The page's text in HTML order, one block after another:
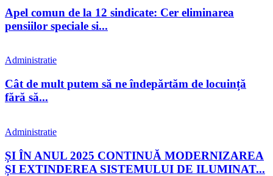
Apel comun de la 12 sindicate: Cer eliminarea
pensiilor speciale si...
Administratie
Cât de mult putem să ne îndepărtăm de locuință
fără să...
Administratie
ȘI ÎN ANUL 2025 CONTINUĂ MODERNIZAREA
ȘI EXTINDEREA SISTEMULUI DE ILUMINAT...